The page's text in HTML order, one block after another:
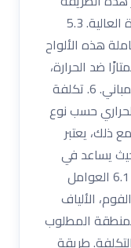
فعالة في الأماكن ذات درجات الحرارة العالية. 5.3
هذه الألواح
ضد الحرارة،
ويتم تركيبها على الأسطح الخارجية للمباني. 6. تكلفة
حسب نوع
ذلك، يعتبر
حيث يساعد في
تقليل فاتورة الطاقة بشكل ملحوظ. 6.1 العوامل
الألياف
المطلوب
طريقة